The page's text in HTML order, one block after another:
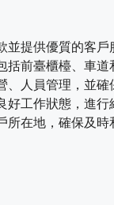
提供優質的客戶
前臺櫃檯、車道
人員管理，並確
工作狀態，進行
所在地，確保及時